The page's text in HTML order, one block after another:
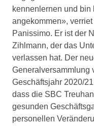
kennenlernen und
angekommen»,
Panissimo. Er ist der
Zihlmann, der das
verlassen hat. Der
Generalversammlung
Geschäftsjahr 2020/
dass die SBC
gesunden
personellen